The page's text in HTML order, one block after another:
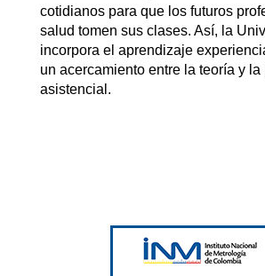
cotidianos para que los futuros
salud tomen sus clases. Así, la
incorpora el aprendizaje
un acercamiento entre la teoría y la
asistencial.